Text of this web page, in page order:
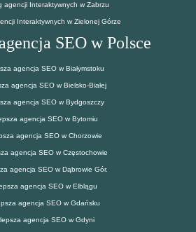
agencji Interaktywnych w Zabrzu
Interaktywnych w Zielonej Górze
SEO w Polsce
agencja SEO w Białymstoku
agencja SEO w Bielsko-Białej
agencja SEO w Bydgoszczy
agencja SEO w Bytomiu
agencja SEO w Chorzowie
agencja SEO w Częstochowie
agencja SEO w Dąbrowie Gór.
agencja SEO w Elblągu
agencja SEO w Gdańsku
agencja SEO w Gdyni